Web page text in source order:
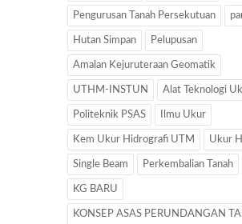
Pengurusan Tanah Persekutuan
Hutan Simpan Pelupusan
Amalan Kejuruteraan Geomatik
UTHM-INSTUN Alat Teknologi
Politeknik PSAS Ilmu Ukur
Kem Ukur Hidrografi UTM Ukur
Single Beam Perkembalian Tanah
KG BARU
KONSEP ASAS PERUNDANGAN